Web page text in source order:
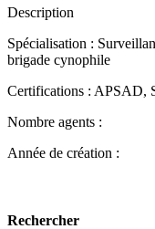
Description
Spécialisation :
brigade cynophile
Certifications : APSAD,
Nombre agents :
Année de création :
Rechercher